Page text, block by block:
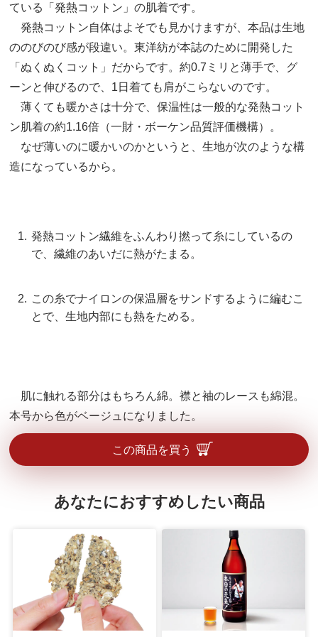
ている「発熱コットン」の肌着です。
発熱コットン自体はよそでも見かけますが、本品は生地
ののびのび感が段違い。東洋紡が本誌のために開発した
「ぬくぬくコット」だからです。約0.7ミリと薄手で、グ
ーンと伸びるので、1日着ても肩がこらないのです。
薄くても暖かさは十分で、保温性は一般的な発熱コット
ン肌着の約1.16倍（一財・ボーケン品質評価機構）。
なぜ薄いのに暖かいのかというと、生地が次のような構
造になっているから。
発熱コットン繊維をふんわり撚って糸にしているの
で、繊維のあいだに熱がたまる。
この糸でナイロンの保温層をサンドするように編むこ
とで、生地内部にも熱をためる。
肌に触れる部分はもちろん綿。襟と袖のレースも綿混。
本号から色がベージュになりました。
この商品を買う
あなたにおすすめしたい商品